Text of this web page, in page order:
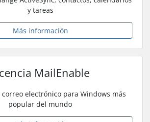
y tareas
Más información
MailEnable
electrónico para Windows más
popular del mundo